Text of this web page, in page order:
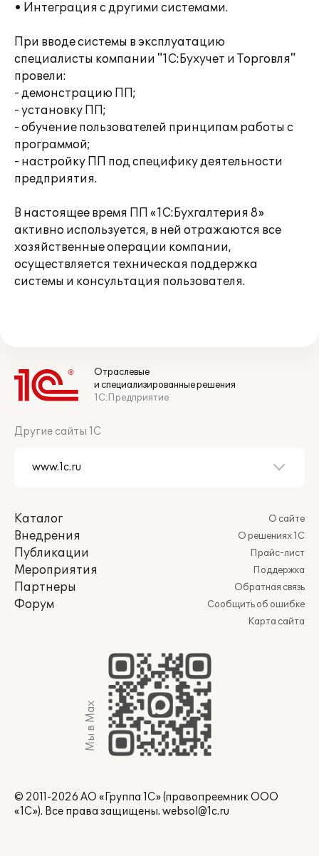
• Интеграция с другими системами.
При вводе системы в эксплуатацию
специалисты компании "1С:Бухучет и Торговля"
провели:
- демонстрацию ПП;
- установку ПП;
- обучение пользователей принципам работы с
программой;
- настройку ПП под специфику деятельности
предприятия.
В настоящее время ПП «1С:Бухгалтерия 8»
активно используется, в ней отражаются все
хозяйственные операции компании,
осуществляется техническая поддержка
системы и консультация пользователя.
Отраслевые
и специализированные решения
1С:Предприятие
Другие сайты 1С
Каталог
Внедрения
Публикации
Мероприятия
Партнеры
Форум
О сайте
О решениях 1С
Прайс-лист
Поддержка
Обратная связь
Сообщить об ошибке
Карта сайта
Мы в Max
© 2011-2026 АО «Группа 1С» (правопреемник ООО
«1С»). Все права защищены. websol@1c.ru